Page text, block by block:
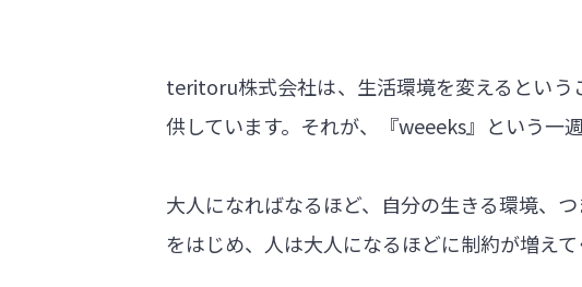
teritoru株式会社は、生活環境を変えるという
供しています。それが、『weeeks』という一
大人になればなるほど、自分の生きる環境、
をはじめ、人は大人になるほどに制約が増えて